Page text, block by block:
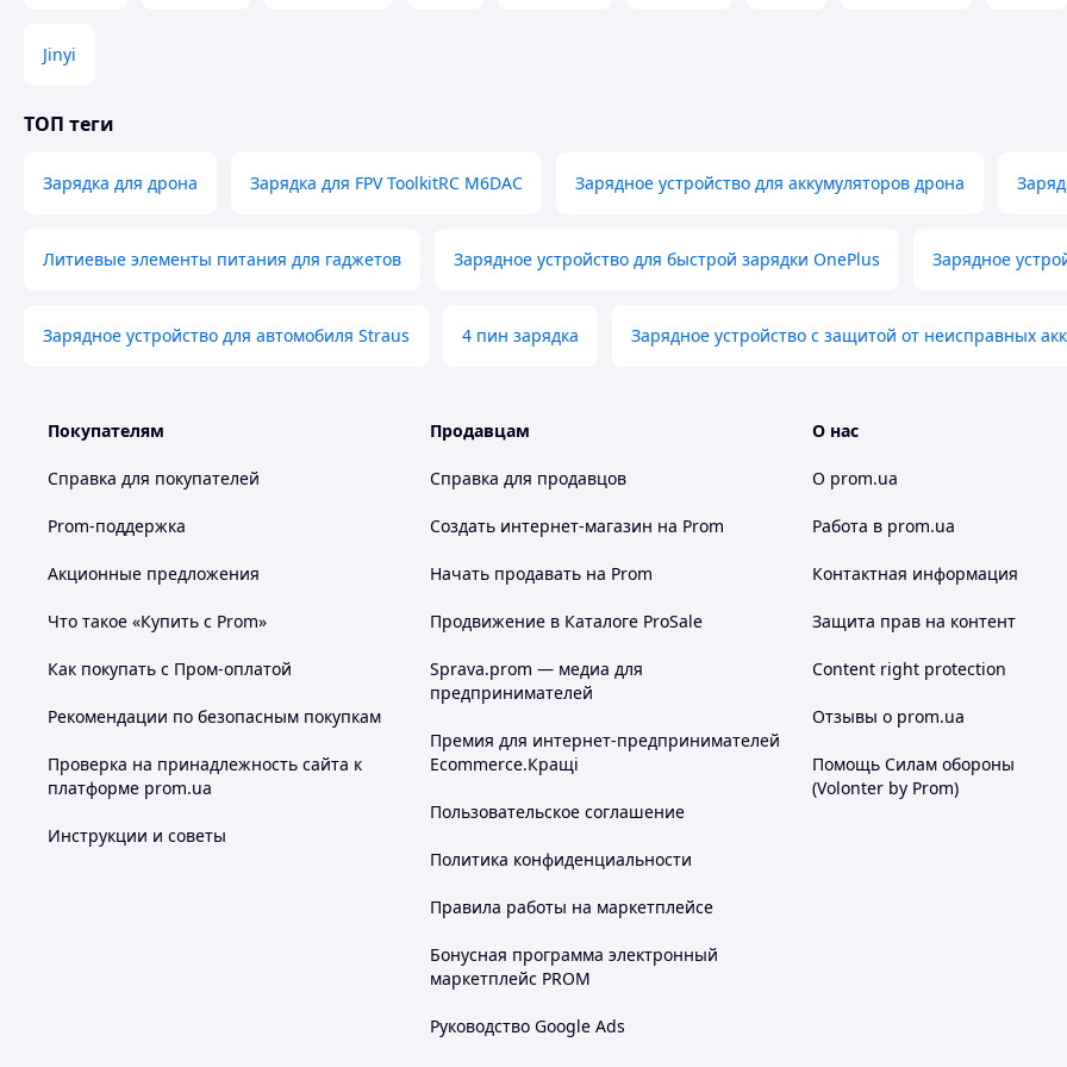
Мощность заряда: асинхронный режим: 350 Вт на каждый канал
Типы аккумуляторов: Lipo, LiHV, LiFe, LiIon (1-6S) NiMh (1-16S), Pb (1-10S)
Максимальная мощность разряда: Normal Mode: 0.1-3А/15Вт; Recycle Mode: 0.1-15А/350Вт.
Jinyi
ТОП теги
Зарядка для дрона Зарядка для FPV ToolkitRC M6DAC Зарядное устройство для аккумуляторов дрона
Литиевые элементы питания для гаджетов Зарядное устройство для быстрой зарядки OnePlus Зарядное
Зарядное устройство для автомобиля Straus 4 пин зарядка Зарядное устройство с защитой от неисправных
Покупателям
Справка для покупателей
Prom-поддержка
Акционные предложения
Что такое «Купить с Prom»
Как покупать с Пром-оплатой
Рекомендации по безопасным покупкам
Проверка на принадлежность сайта к
платформе prom.ua
Инструкции и советы
Продавцам
Справка для продавцов
Создать интернет-магазин на Prom
Начать продавать на Prom
Продвижение в Каталоге ProSale
Sprava.prom — медиа для
предпринимателей
Премия для интернет-предпринимателей
Ecommerce.Кращі
Пользовательское соглашение
Политика конфиденциальности
Правила работы на маркетплейсе
Бонусная программа электронный
маркетплейс PROM
Руководство Google Ads
О нас
О prom.ua
Работа в prom.ua
Контактная информация
Защита прав на контент
Content right protection
Отзывы о prom.ua
Помощь Силам обороны
(Volonter by Prom)